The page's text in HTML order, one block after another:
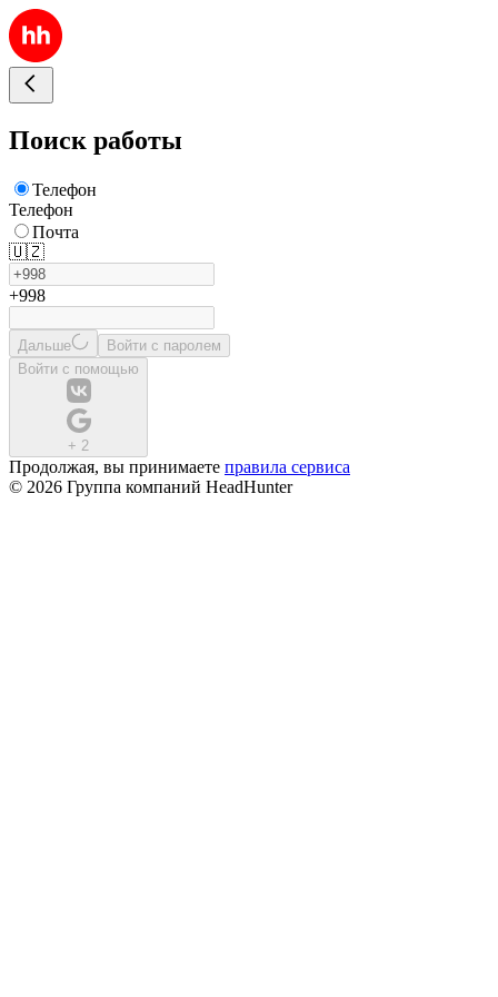
Поиск работы
Телефон
Телефон
Почта
🇺🇿
+998
Дальше
Войти с паролем
Войти с помощью
+ 2
Продолжая, вы принимаете правила сервиса
© 2026 Группа компаний HeadHunter